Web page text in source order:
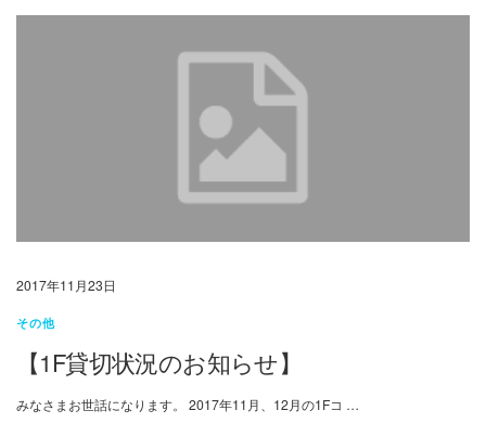
2017年11月23日
その他
【1F貸切状況のお知らせ】
みなさまお世話になります。 2017年11月、12月の1Fコ …